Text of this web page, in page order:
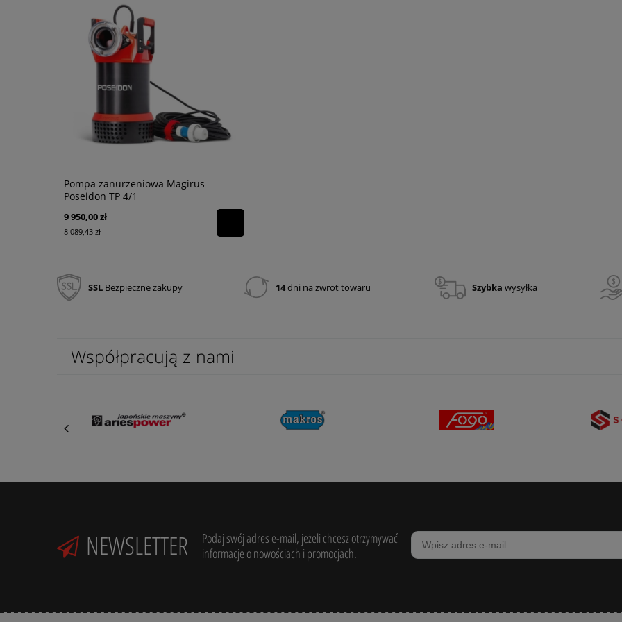
Pompa zanurzeniowa Magirus
Poseidon TP 4/1
9 950,00 zł
8 089,43 zł
SSL Bezpieczne zakupy 14dni na zwrot towaru Szybka wysyłka
Współpracują z nami
NEWSLETTER
Podaj swój adres e-mail, jeżeli chcesz otrzymywać
informacje o nowościach i promocjach.